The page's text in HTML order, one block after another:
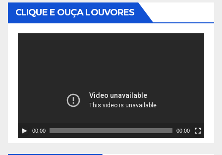
CLIQUE E OUÇA LOUVORES
00:00 00:00